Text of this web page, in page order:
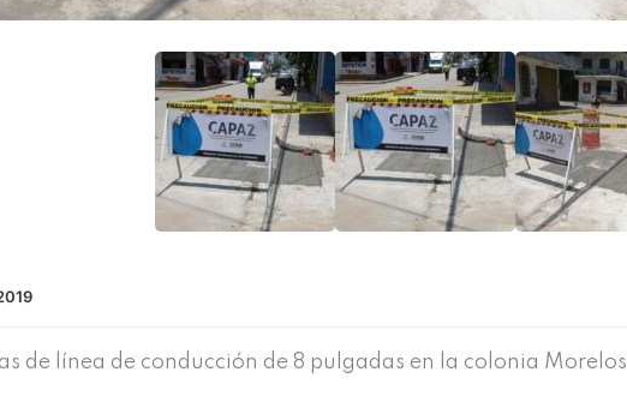
de línea de conducción de 8 pulgadas en la colonia Morelos